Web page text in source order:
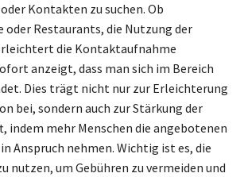
Kontakten zu suchen. Ob
oder Restaurants, die Nutzung der
die Kontaktaufnahme
anzeigt, dass man sich im Bereich
Dies trägt nicht nur zur Erleichterung
bei, sondern auch zur Stärkung der
indem mehr Menschen die angebotenen
Anspruch nehmen. Wichtig ist es, die
nutzen, um Gebühren zu vermeiden und